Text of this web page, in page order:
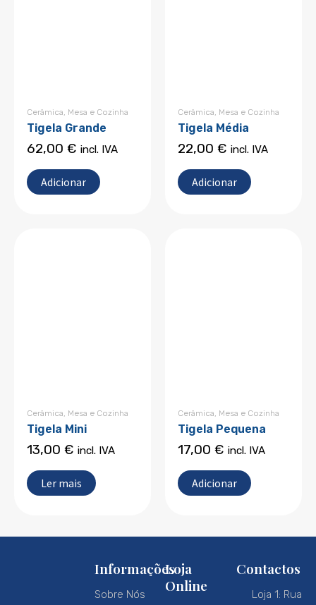
Cerâmica, Mesa e Cozinha
Tigela Grande
62,00 € incl. IVA
Adicionar
Cerâmica, Mesa e Cozinha
Tigela Média
22,00 € incl. IVA
Adicionar
Cerâmica, Mesa e Cozinha
Tigela Mini
13,00 € incl. IVA
Ler mais
Cerâmica, Mesa e Cozinha
Tigela Pequena
17,00 € incl. IVA
Adicionar
Informações
Sobre Nós
Loja
Online
Contactos
Loja 1: Rua